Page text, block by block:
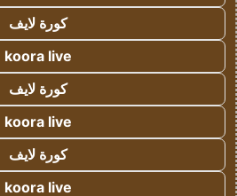
كورة لايف
koora live
كورة لايف
koora live
كورة لايف
koora live